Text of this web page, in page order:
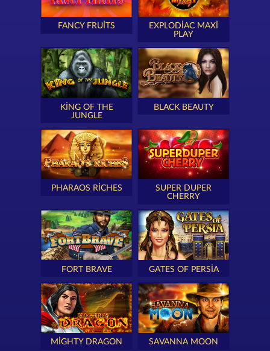
FANCY FRUITS
EXPLODIAC MAXI
PLAY
KING OF THE
JUNGLE
BLACK BEAUTY
PHARAOS RICHES
SUPER DUPER
CHERRY
FORT BRAVE GATES OF PERSIA
MIGHTY DRAGON SAVANNA MOON